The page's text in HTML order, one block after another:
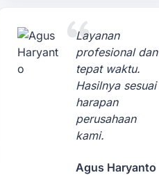
Layanan
profesional dan
tepat waktu.
Hasilnya sesuai
harapan
perusahaan
kami.
Agus Haryanto